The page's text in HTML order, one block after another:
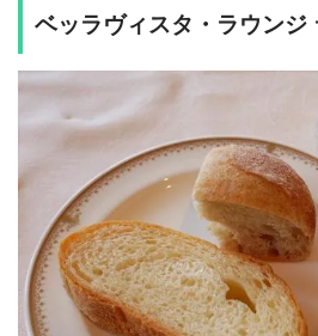
ベッラヴィスタ・ラウンジ